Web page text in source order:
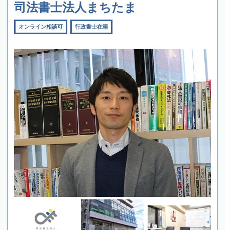
司法書士法人まちたま
オンライン相談可 行政書士在籍